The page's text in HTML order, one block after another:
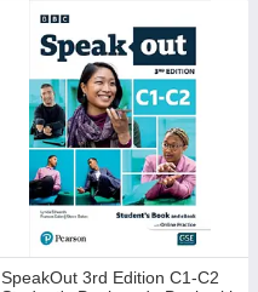
SpeakOut 3rd Edition C1-C2